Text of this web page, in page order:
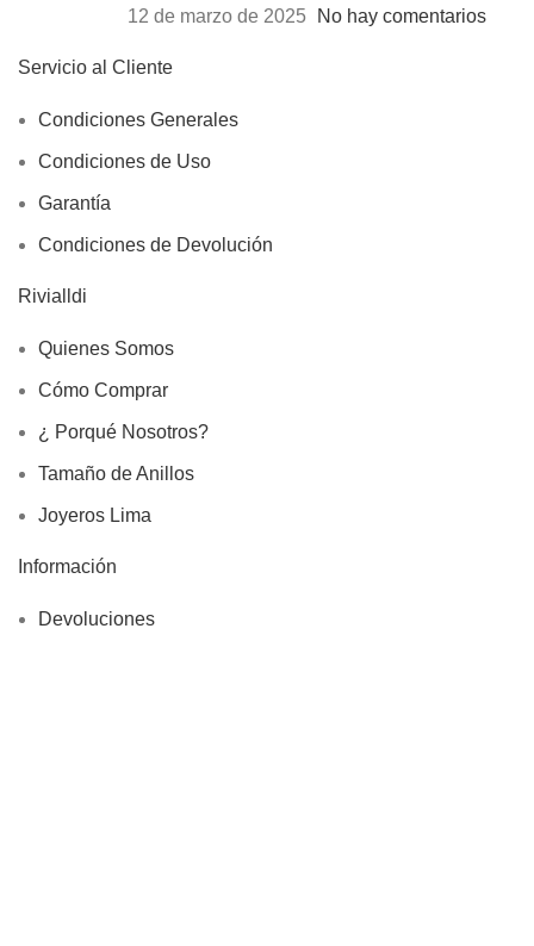
12 de marzo de 2025
No hay comentarios
Servicio al Cliente
Condiciones Generales
Condiciones de Uso
Garantía
Condiciones de Devolución
Rivialldi
Quienes Somos
Cómo Comprar
¿ Porqué Nosotros?
Tamaño de Anillos
Joyeros Lima
Información
Devoluciones